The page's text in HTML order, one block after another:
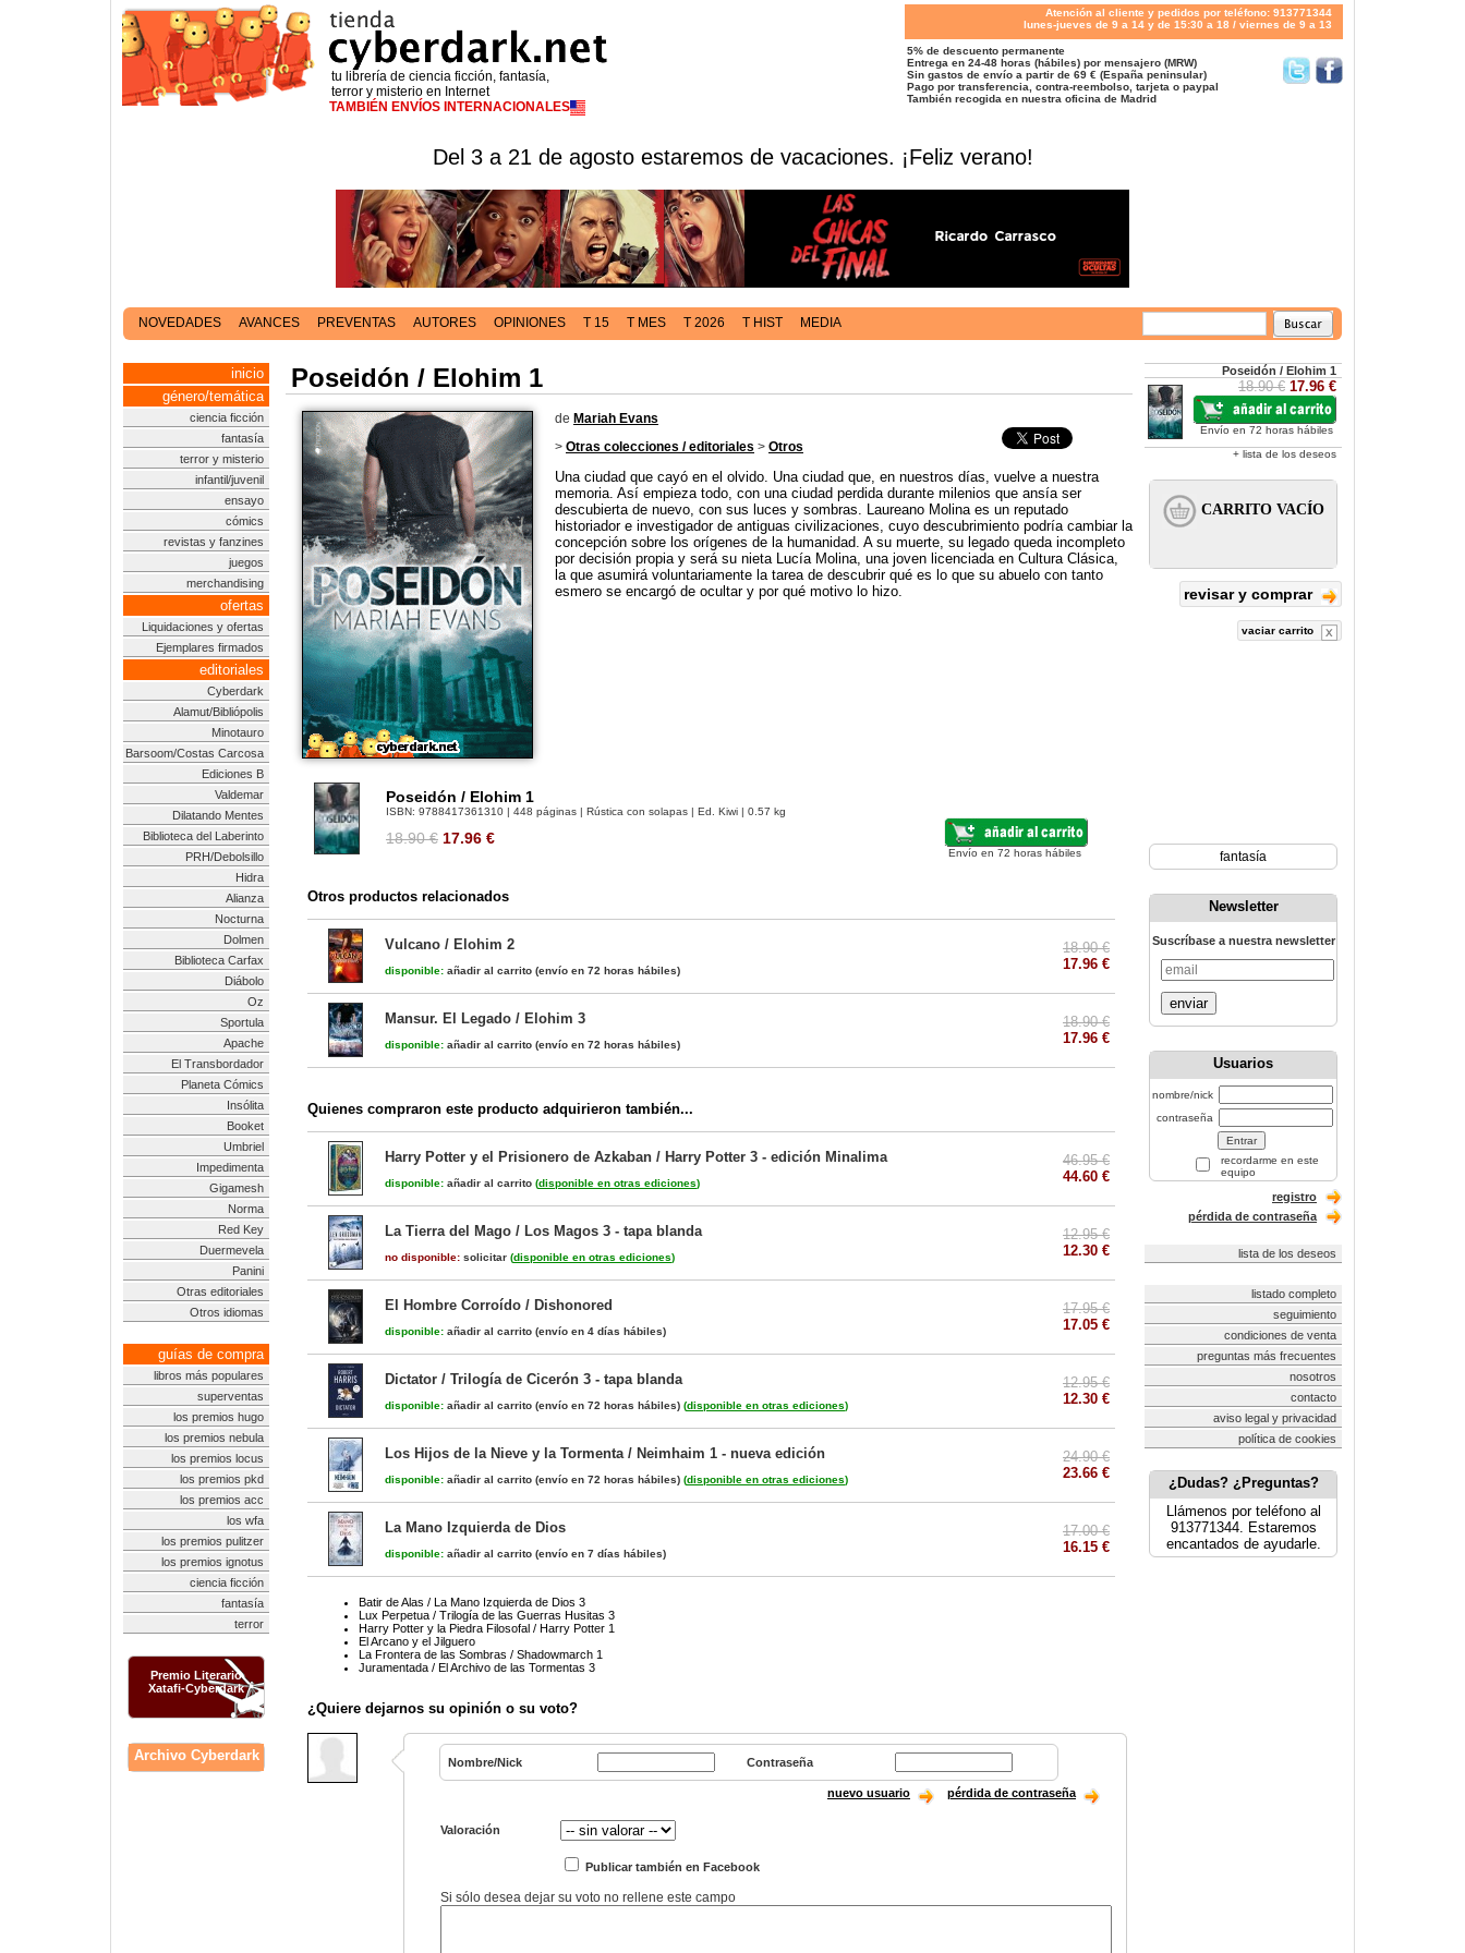
tu librería de ciencia ficción, fantasía,
terror y misterio en Internet
TAMBIÉN ENVÍOS INTERNACIONALES
Atención al cliente y pedidos por teléfono: 913771344
lunes-jueves de 9 a 14 y de 15:30 a 18 / viernes de 9 a 13
5% de descuento permanente
Entrega en 24-48 horas (hábiles) por mensajero (MRW)
Sin gastos de envío a partir de 69 € (España peninsular)
Pago por transferencia, contra-reembolso, tarjeta o paypal
También recogida en nuestra oficina de Madrid
Del 3 a 21 de agosto estaremos de vacaciones. ¡Feliz verano!
NOVEDADES AVANCES PREVENTAS AUTORES OPINIONES T 15 T MES T 2026 T HIST MEDIA
inicio
género/temática
ciencia ficción
fantasía
terror y misterio
infantil/juvenil
ensayo
cómics
revistas y fanzines
juegos
merchandising
ofertas
Liquidaciones y ofertas
Ejemplares firmados
editoriales
Cyberdark
Alamut/Bibliópolis
Minotauro
Barsoom/Costas Carcosa
Ediciones B
Valdemar
Dilatando Mentes
Biblioteca del Laberinto
PRH/Debolsillo
Hidra
Alianza
Nocturna
Dolmen
Biblioteca Carfax
Diábolo
Oz
Sportula
Apache
El Transbordador
Planeta Cómics
Insólita
Booket
Umbriel
Impedimenta
Gigamesh
Norma
Red Key
Duermevela
Panini
Otras editoriales
Otros idiomas
guías de compra
libros más populares
superventas
los premios hugo
los premios nebula
los premios locus
los premios pkd
los premios acc
los wfa
los premios pulitzer
los premios ignotus
ciencia ficción
fantasía
terror
Premio Literario
Xatafi-Cyberdark
Archivo Cyberdark
Poseidón / Elohim 1
de Mariah Evans
> Otras colecciones / editoriales > Otros
Una ciudad que cayó en el olvido. Una ciudad que, en nuestros días, vuelve a nuestra
memoria. Así empieza todo, con una ciudad perdida durante milenios que ansía ser
descubierta de nuevo, con sus luces y sombras. Laureano Molina es un reputado
historiador e investigador de antiguas civilizaciones, cuyo descubrimiento podría cambiar la
concepción sobre los orígenes de la humanidad. A su muerte, su legado queda incompleto
por decisión propia y será su nieta Lucía Molina, una joven licenciada en Cultura Clásica,
la que asumirá voluntariamente la tarea de descubrir qué es lo que su abuelo con tanto
esmero se encargó de ocultar y por qué motivo lo hizo.
Poseidón / Elohim 1
ISBN: 9788417361310 | 448 páginas | Rústica con solapas | Ed. Kiwi | 0.57 kg
18.90 € 17.96 €
Envío en 72 horas hábiles
Otros productos relacionados
Vulcano / Elohim 2
disponible: añadir al carrito (envío en 72 horas hábiles)
18.90 €
17.96 €
Mansur. El Legado / Elohim 3
disponible: añadir al carrito (envío en 72 horas hábiles)
18.90 €
17.96 €
Quienes compraron este producto adquirieron también...
Harry Potter y el Prisionero de Azkaban / Harry Potter 3 - edición Minalima
disponible: añadir al carrito (disponible en otras ediciones)
46.95 €
44.60 €
La Tierra del Mago / Los Magos 3 - tapa blanda
no disponible: solicitar (disponible en otras ediciones)
12.95 €
12.30 €
El Hombre Corroído / Dishonored
disponible: añadir al carrito (envío en 4 días hábiles)
17.95 €
17.05 €
Dictator / Trilogía de Cicerón 3 - tapa blanda
disponible: añadir al carrito (envío en 72 horas hábiles) (disponible en otras ediciones)
12.95 €
12.30 €
Los Hijos de la Nieve y la Tormenta / Neimhaim 1 - nueva edición
disponible: añadir al carrito (envío en 72 horas hábiles) (disponible en otras ediciones)
24.90 €
23.66 €
La Mano Izquierda de Dios
disponible: añadir al carrito (envío en 7 días hábiles)
17.00 €
16.15 €
Batir de Alas / La Mano Izquierda de Dios 3
Lux Perpetua / Trilogía de las Guerras Husitas 3
Harry Potter y la Piedra Filosofal / Harry Potter 1
El Arcano y el Jilguero
La Frontera de las Sombras / Shadowmarch 1
Juramentada / El Archivo de las Tormentas 3
¿Quiere dejarnos su opinión o su voto?
Nombre/Nick Contraseña
nuevo usuario pérdida de contraseña
Valoración
Publicar también en Facebook
Si sólo desea dejar su voto no rellene este campo
Poseidón / Elohim 1
18.90 € 17.96 €
Envío en 72 horas hábiles
+ lista de los deseos
revisar y comprar
vaciar carrito
fantasía
Newsletter
Suscríbase a nuestra newsletter
enviar
Usuarios
nombre/nick
contraseña
recordarme en este
equipo
registro
pérdida de contraseña
lista de los deseos
listado completo
seguimiento
condiciones de venta
preguntas más frecuentes
nosotros
contacto
aviso legal y privacidad
política de cookies
¿Dudas? ¿Preguntas?
Llámenos por teléfono al
913771344. Estaremos
encantados de ayudarle.